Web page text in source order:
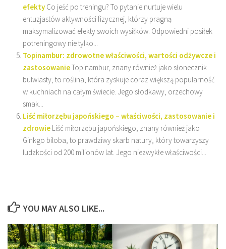
efekty Co jeść po treningu? To pytanie nurtuje wielu
entuzjastów aktywności fizycznej, którzy pragną
maksymalizować efekty swoich wysiłków. Odpowiedni posiłek
potreningowy nie tylko...
Topinambur: zdrowotne właściwości, wartości odżywcze i
zastosowanieTopinambur, znany również jako słonecznik
bulwiasty, to roślina, która zyskuje coraz większą popularność
w kuchniach na całym świecie. Jego słodkawy, orzechowy
smak...
Liść miłorzębu japońskiego – właściwości, zastosowanie i
zdrowie Liść miłorzębu japońskiego, znany również jako
Ginkgo biloba, to prawdziwy skarb natury, który towarzyszy
ludzkości od 200 milionów lat. Jego niezwykłe właściwości...
YOU MAY ALSO LIKE...